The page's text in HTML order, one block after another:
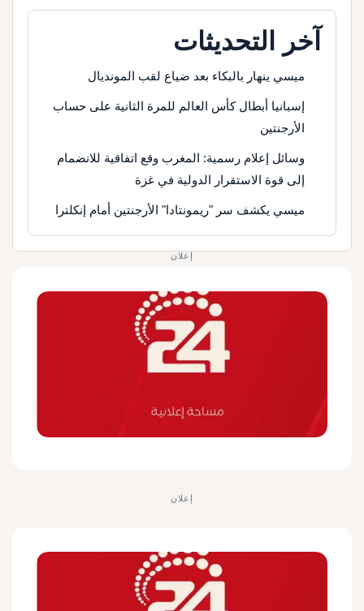
آخر التحديثات
ميسي ينهار بالبكاء بعد ضياع لقب المونديال
إسبانيا أبطال كأس العالم للمرة الثانية على حساب
الأرجنتين
وسائل إعلام رسمية: المغرب وقع اتفاقية للانضمام
إلى قوة الاستقرار الدولية في غزة
ميسي يكشف سر "ريمونتادا" الأرجنتين أمام إنكلترا
إعلان
إعلان